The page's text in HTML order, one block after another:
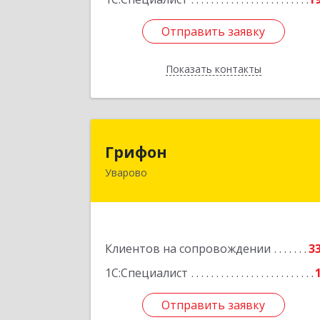
Отправить заявку
Показать контакты
Отправить заявку
Назад
Грифон
Уварово
Клиентов на сопровождении
1С:Специалист
1
Отправить заявку
393461, Тамбовская обл, Уварово г,
Отправить заявку